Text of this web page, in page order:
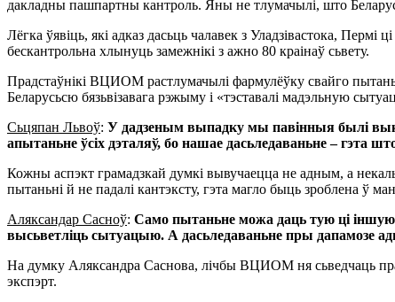
дакладны пашпартны кантроль. Яны не тлумачылі, што
Лёгка ўявіць, які адказ дасьць чалавек з Уладзівастока,
бескантрольна хлынуць замежнікі з ажно 80 краінаў сьвету.
Прадстаўнікі ВЦИОМ растлумачылі фармулёўку свайго
Беларусьсю бязьвізавага рэжыму і «тэставалі мадэльную
Сьцяпан Львоў: У дадзеным выпадку мы павінныя былі
апытаньне ўсіх дэталяў, бо нашае дасьледаваньне – гэта
Кожны аспэкт грамадзкай думкі вывучаецца не адным, а
пытаньні й не падалі кантэксту, гэта магло быць зроблена ў
Аляксандар Сасноў: Само пытаньне можа даць тую ці іншую
высьветліць сытуацыю. А дасьледаваньне пры дапамозе
На думку Аляксандра Саснова, лічбы ВЦИОМ ня сьведчаць
экспэрт.